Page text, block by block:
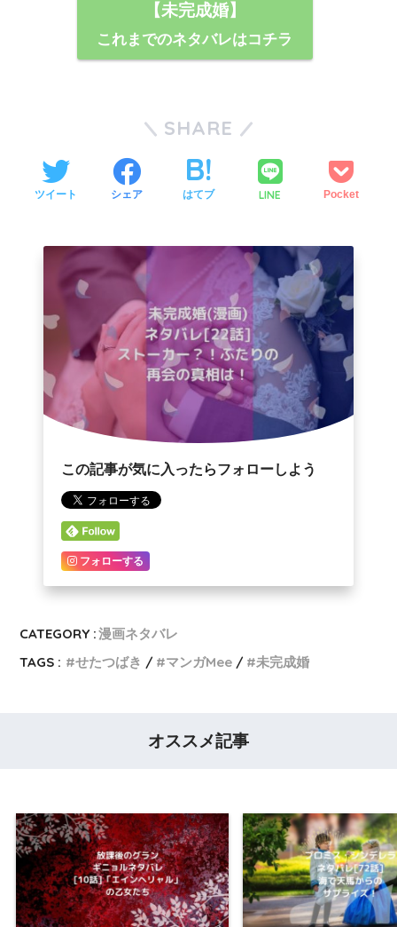
【未完成婚】
これまでのネタバレはコチラ
SHARE
ツイート シェア はてブ LINE Pocket
この記事が気に入ったらフォローしよう
フォローする
CATEGORY :漫画ネタバレ
TAGS :
せたつばき マンガMee 未完成婚
オススメ記事